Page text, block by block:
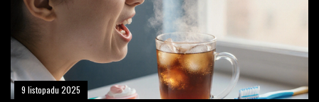
9 listopadu 2025